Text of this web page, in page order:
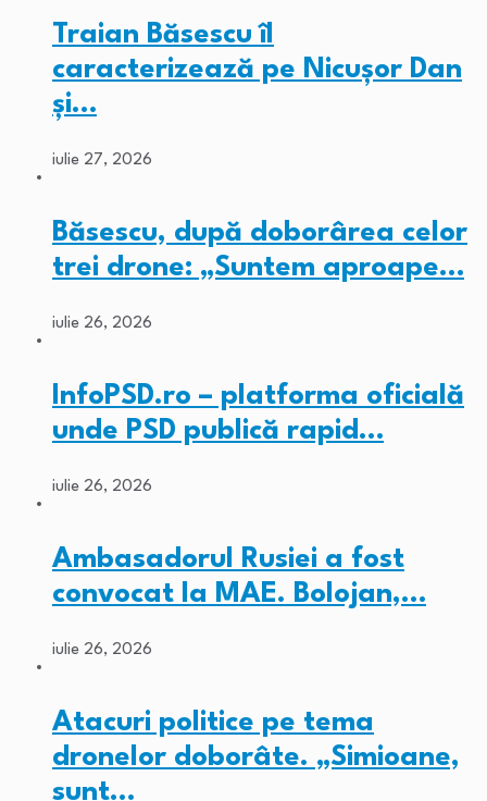
Traian Băsescu îl
caracterizează pe Nicușor Dan
și…
iulie 27, 2026
Băsescu, după doborârea celor
trei drone: „Suntem aproape…
iulie 26, 2026
InfoPSD.ro – platforma oficială
unde PSD publică rapid…
iulie 26, 2026
Ambasadorul Rusiei a fost
convocat la MAE. Bolojan,…
iulie 26, 2026
Atacuri politice pe tema
dronelor doborâte. „Simioane,
sunt…